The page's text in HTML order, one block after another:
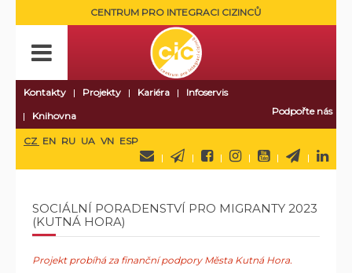
CENTRUM PRO INTEGRACI CIZINCŮ
Kontakty Projekty Kariéra
Infoservis
Knihovna
Podpořte nás
CZ EN RU UA VN ESP
SOCIÁLNÍ PORADENSTVÍ PRO MIGRANTY 2023
(KUTNÁ HORA)
Projekt probíhá za finanční podpory Města Kutná Hora.